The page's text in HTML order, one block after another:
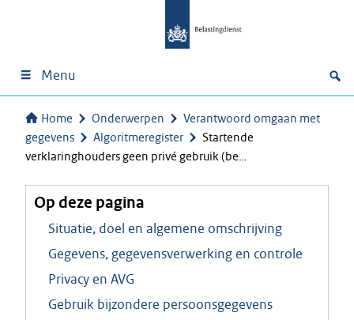
Menu
Home Onderwerpen
Verantwoord omgaan met
gegevens
Algoritmeregister
Startende
verklaringhouders geen privé gebruik (be…
Op deze pagina
Situatie, doel en algemene omschrijving
Gegevens, gegevensverwerking en controle
Privacy en AVG
Gebruik bijzondere persoonsgegevens